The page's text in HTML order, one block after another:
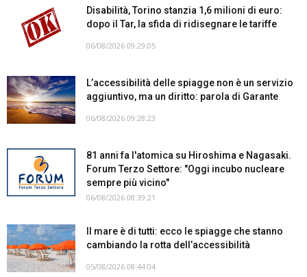
Disabilità, Torino stanzia 1,6 milioni di euro:
dopo il Tar, la sfida di ridisegnare le tariffe
06/08/2026 09:29:05
L’accessibilità delle spiagge non è un servizio
aggiuntivo, ma un diritto: parola di Garante
06/08/2026 09:28:23
81 anni fa l'atomica su Hiroshima e Nagasaki.
Forum Terzo Settore: "Oggi incubo nucleare
sempre più vicino"
06/08/2026 08:39:21
Il mare è di tutti: ecco le spiagge che stanno
cambiando la rotta dell’accessibilità
05/08/2026 08:44:04